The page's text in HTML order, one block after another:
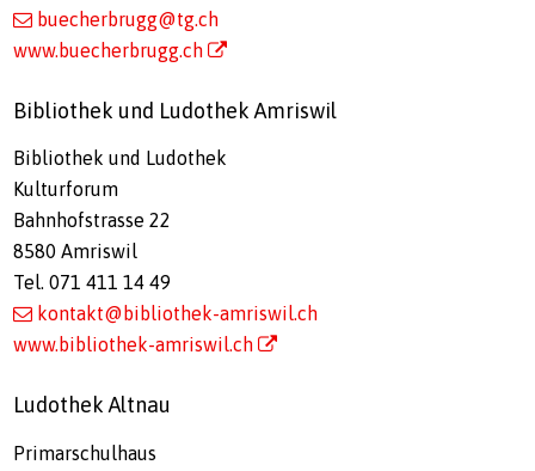
buecherbrugg@tg.ch
www.buecherbrugg.ch
Bibliothek und Ludothek Amriswil
Bibliothek und Ludothek
Kulturforum
Bahnhofstrasse 22
8580 Amriswil
Tel. 071 411 14 49
kontakt@bibliothek-amriswil.ch
www.bibliothek-amriswil.ch
Ludothek Altnau
Primarschulhaus